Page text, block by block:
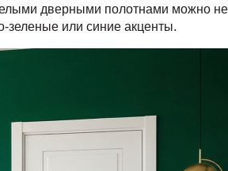
дверными полотнами можно
зеленые или синие акценты.